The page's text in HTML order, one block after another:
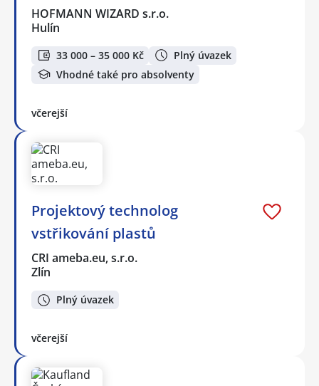
HOFMANN WIZARD s.r.o.
Hulín
33 000 – 35 000 Kč
Plný úvazek
Vhodné také pro absolventy
včerejší
Projektový technolog
vstřikování plastů
CRI ameba.eu, s.r.o.
Zlín
Plný úvazek
včerejší